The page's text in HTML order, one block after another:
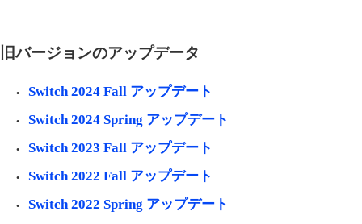
旧バージョンのアップデータ
Switch 2024 Fall アップデート
Switch 2024 Spring アップデート
Switch 2023 Fall アップデート
Switch 2022 Fall アップデート
Switch 2022 Spring アップデート